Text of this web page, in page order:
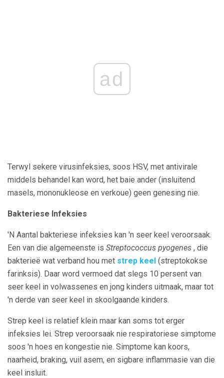
ad
Terwyl sekere virusinfeksies, soos HSV, met antivirale
middels behandel kan word, het baie ander (insluitend
masels, mononukleose en verkoue) geen genesing nie.
Bakteriese Infeksies
'N Aantal bakteriese infeksies kan 'n seer keel veroorsaak.
Een van die algemeenste is Streptococcus pyogenes , die
bakterieë wat verband hou met strep keel (streptokokse
farinksis). Daar word vermoed dat slegs 10 persent van
seer keel in volwassenes en jong kinders uitmaak, maar tot
'n derde van seer keel in skoolgaande kinders.
Strep keel is relatief klein maar kan soms tot erger
infeksies lei. Strep veroorsaak nie respiratoriese simptome
soos 'n hoes en kongestie nie. Simptome kan koors,
naarheid, braking, vuil asem, en sigbare inflammasie van die
keel insluit.